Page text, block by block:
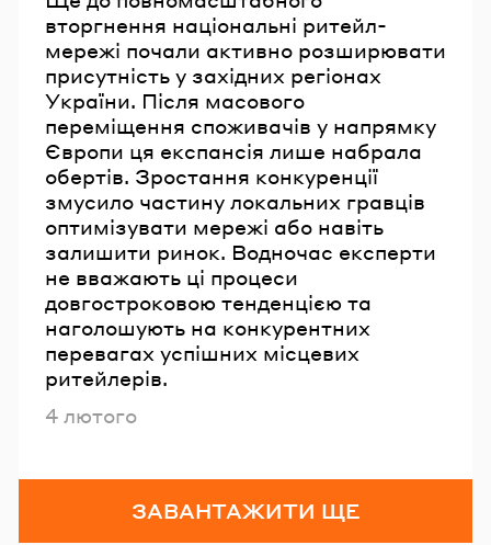
вторгнення національні ритейл-
мережі почали активно розширювати
присутність у західних регіонах
України. Після масового
переміщення споживачів у напрямку
Європи ця експансія лише набрала
обертів. Зростання конкуренції
змусило частину локальних гравців
оптимізувати мережі або навіть
залишити ринок. Водночас експерти
не вважають ці процеси
довгостроковою тенденцією та
наголошують на конкурентних
перевагах успішних місцевих
ритейлерів.
Опубліковано
4 лютого
ЗАВАНТАЖИТИ ЩЕ